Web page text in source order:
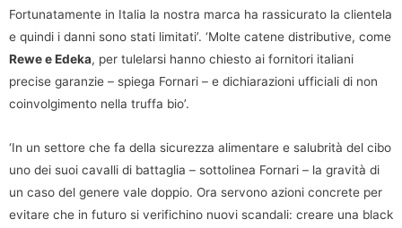
Fortunatamente in Italia la nostra marca ha rassicurato la clientela
e quindi i danni sono stati limitati’. ‘Molte catene distributive, come
Rewe e Edeka, per tulelarsi hanno chiesto ai fornitori italiani
precise garanzie – spiega Fornari – e dichiarazioni ufficiali di non
coinvolgimento nella truffa bio’.
‘In un settore che fa della sicurezza alimentare e salubrità del cibo
uno dei suoi cavalli di battaglia – sottolinea Fornari – la gravità di
un caso del genere vale doppio. Ora servono azioni concrete per
evitare che in futuro si verifichino nuovi scandali: creare una black